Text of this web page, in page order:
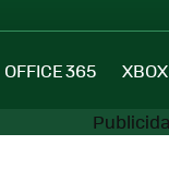
OFFICE 365 XBOX